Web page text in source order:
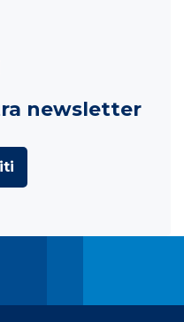
newsletter